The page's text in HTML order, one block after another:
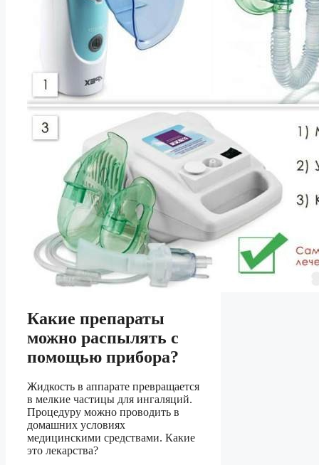
Какие препараты
можно распылять с
помощью прибора?
Жидкость в аппарате превращается
в мелкие частицы для ингаляций.
Процедуру можно проводить в
домашних условиях
медицинскими средствами. Какие
это лекарства?